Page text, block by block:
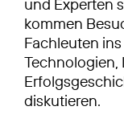
und Experten
kommen
Fachleuten
diskutieren.